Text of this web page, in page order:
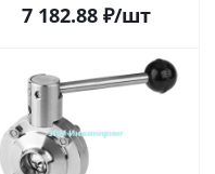
7 182.88₽/шт